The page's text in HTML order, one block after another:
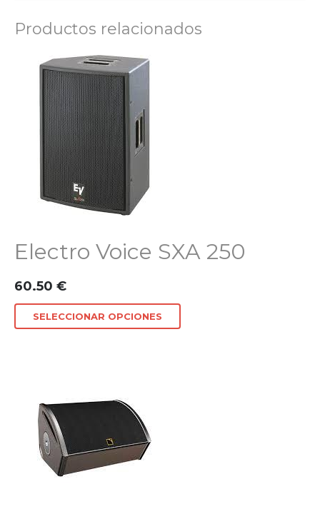
Productos relacionados
Electro Voice SXA 250
60.50 €
SELECCIONAR OPCIONES